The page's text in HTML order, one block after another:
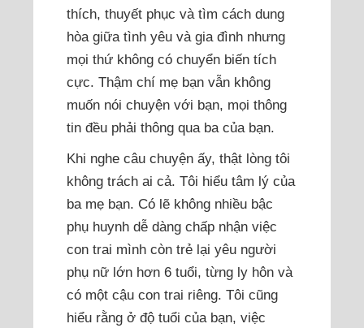
thích, thuyết phục và tìm cách dung
hòa giữa tình yêu và gia đình nhưng
mọi thứ không có chuyển biến tích
cực. Thậm chí mẹ bạn vẫn không
muốn nói chuyện với bạn, mọi thông
tin đều phải thông qua ba của bạn.
Khi nghe câu chuyện ấy, thật lòng tôi
không trách ai cả. Tôi hiểu tâm lý của
ba mẹ bạn. Có lẽ không nhiều bậc
phụ huynh dễ dàng chấp nhận việc
con trai mình còn trẻ lại yêu người
phụ nữ lớn hơn 6 tuổi, từng ly hôn và
có một cậu con trai riêng. Tôi cũng
hiểu rằng ở độ tuổi của bạn, việc